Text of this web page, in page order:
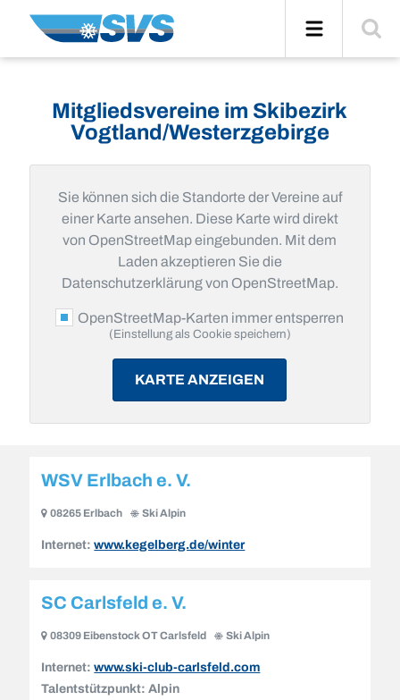
Inhalt
Mitgliedsvereine im Skibezirk
Vogtland/Westerzgebirge
Sie können sich die Standorte der Vereine auf
einer Karte ansehen. Diese Karte wird direkt
von OpenStreetMap eingebunden. Mit dem
Laden akzeptieren Sie die
Datenschutzerklärung von OpenStreetMap.
OpenStreetMap-Karten immer entsperren
(Einstellung als Cookie speichern)
KARTE ANZEIGEN
WSV Erlbach e. V.
08265 Erlbach Ski Alpin
Internet:www.kegelberg.de/winter
SC Carlsfeld e. V.
08309 Eibenstock OT Carlsfeld Ski Alpin
Internet:www.ski-club-carlsfeld.com
Talentstützpunkt:Alpin